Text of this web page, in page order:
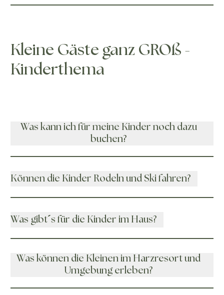
Kleine Gäste ganz GROß -
Kinderthema
Was kann ich für meine Kinder noch dazu
buchen?
Können die Kinder Rodeln und Ski fahren?
Was gibt´s für die Kinder im Haus?
Was können die Kleinen im Harzresort und
Umgebung erleben?